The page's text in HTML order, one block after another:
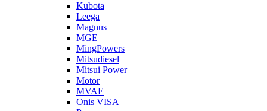
Kubota
Leega
Magnus
MGE
MingPowers
Mitsudiesel
Mitsui Power
Motor
MVAE
Onis VISA